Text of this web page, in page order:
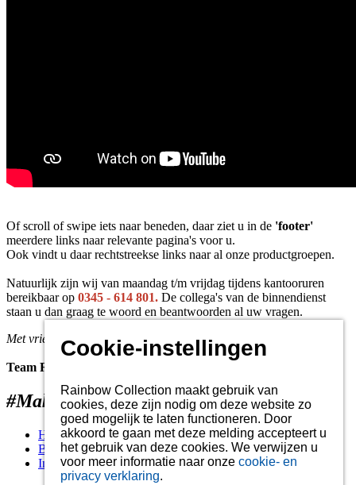
Of scroll of swipe iets naar beneden, daar ziet u in de 'footer'
meerdere links naar relevante pagina's voor u.
Ook vindt u daar rechtstreekse links naar al onze productgroepen.
Natuurlijk zijn wij van maandag t/m vrijdag tijdens kantooruren
bereikbaar op 0345 - 614 801. De collega's van de binnendienst
staan u dan graag te woord en beantwoorden al uw vragen.
Met vriendelijke groet,
Team Rainbowsol
#MakingShadowBeautiful
Home
Brochures
Informatie over de geconfectioneerde doeken
Cookie-instellingen
Rainbow Collection maakt gebruik van
cookies, deze zijn nodig om deze website zo
goed mogelijk te laten functioneren. Door
akkoord te gaan met deze melding accepteert u
het gebruik van deze cookies. We verwijzen u
voor meer informatie naar onze cookie- en
privacy verklaring.